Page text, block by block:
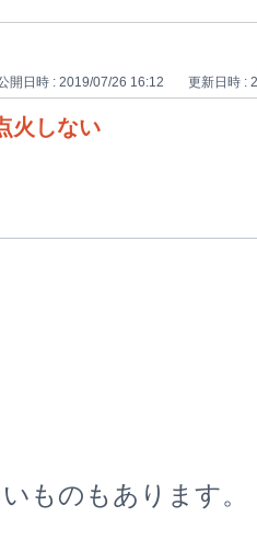
開日時 : 2019/07/26 16:12 更新日時 :
火しない
ものもあります。